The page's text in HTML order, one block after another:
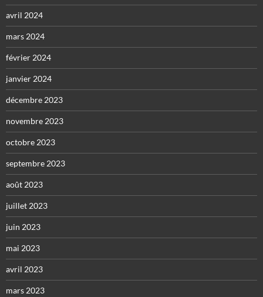
avril 2024
mars 2024
février 2024
janvier 2024
décembre 2023
novembre 2023
octobre 2023
septembre 2023
août 2023
juillet 2023
juin 2023
mai 2023
avril 2023
mars 2023